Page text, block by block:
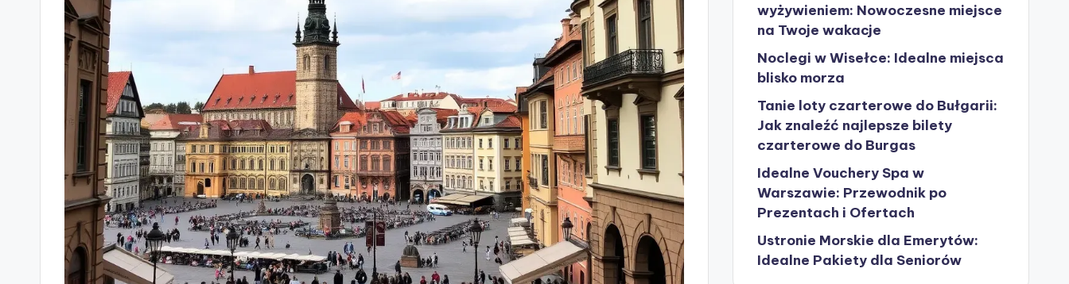
wyżywieniem: Nowoczesne miejsce
na Twoje wakacje
Noclegi w Wisełce: Idealne miejsca
blisko morza
Tanie loty czarterowe do Bułgarii:
Jak znaleźć najlepsze bilety
czarterowe do Burgas
Idealne Vouchery Spa w
Warszawie: Przewodnik po
Prezentach i Ofertach
Ustronie Morskie dla Emerytów:
Idealne Pakiety dla Seniorów